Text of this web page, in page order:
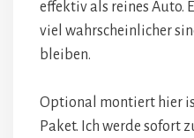
effektiv als reines Auto.
viel wahrscheinlicher
bleiben.
Optional montiert hier
Paket. Ich werde sofort